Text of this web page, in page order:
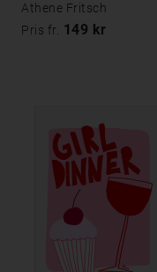
Athene Fritsch
Pris fr. 149 kr